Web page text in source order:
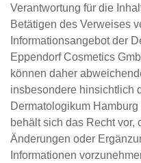
Verantwortung für die
Betätigen des Verweises
Informationsangebot der
Eppendorf Cosmetics
können daher
insbesondere hinsichtlich
Dermatologikum
behält sich das Recht vor,
Änderungen oder
Informationen